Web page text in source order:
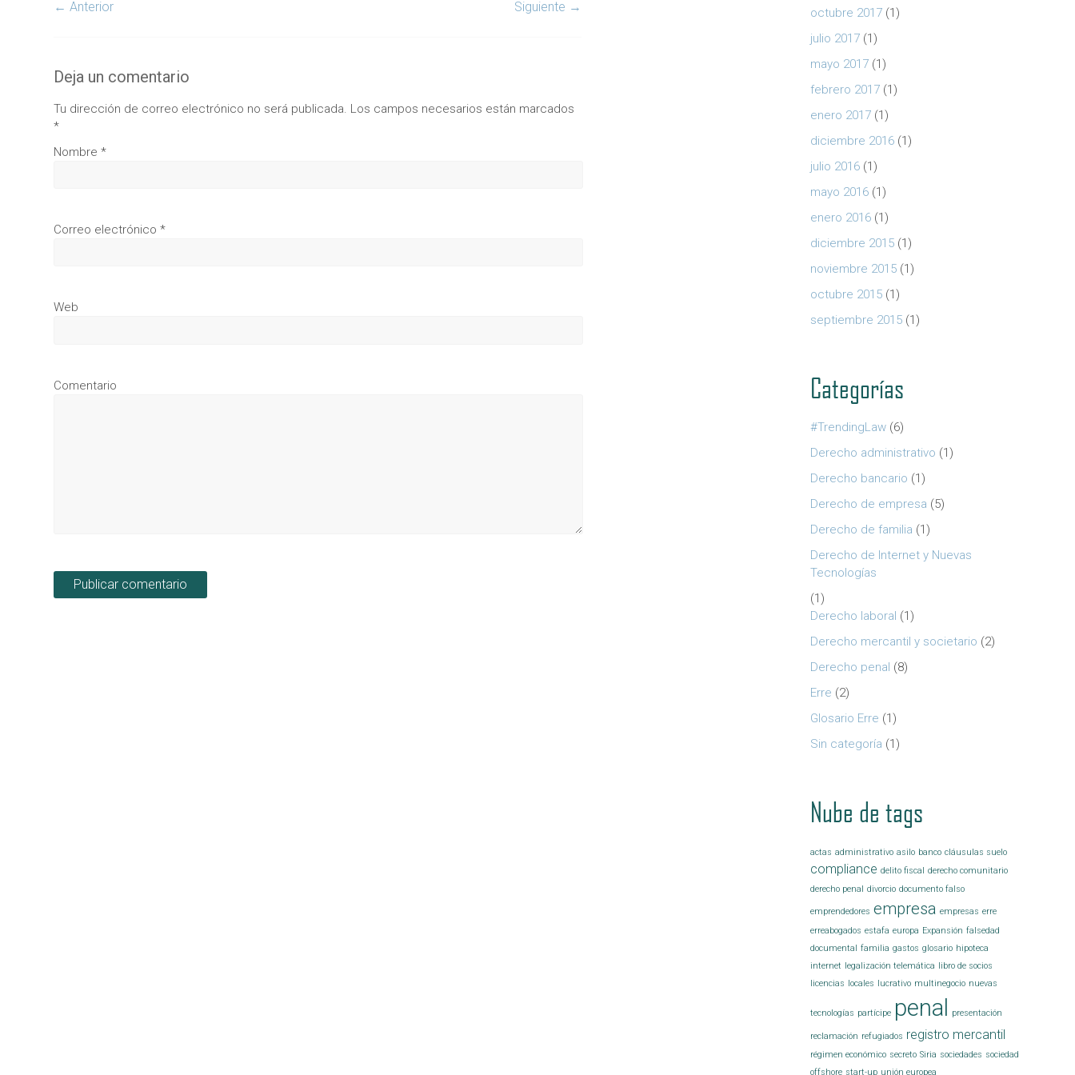
← Anterior Siguiente →
Deja un comentario
Tu dirección de correo electrónico no será publicada. Los campos necesarios están marcados
*
Nombre*
Correo electrónico*
Web
Comentario
octubre 2017(1)
julio 2017(1)
mayo 2017(1)
febrero 2017(1)
enero 2017(1)
diciembre 2016(1)
julio 2016(1)
mayo 2016(1)
enero 2016(1)
diciembre 2015(1)
noviembre 2015(1)
octubre 2015(1)
septiembre 2015(1)
Categorías
#TrendingLaw(6)
Derecho administrativo (1)
Derecho bancario (1)
Derecho de empresa (5)
Derecho de familia (1)
Derecho de Internet y Nuevas
Tecnologías
(1)
Derecho laboral (1)
Derecho mercantil y societario (2)
Derecho penal (8)
Erre (2)
Glosario Erre (1)
Sin categoría (1)
Nube de tags
actas administrativo asilo banco cláusulas suelo
compliance delito fiscal derecho comunitario
derecho penal divorcio documento falso
emprendedores empresa empresas erre
erreabogados estafa europa Expansión falsedad
documental familia gastos glosario hipoteca
internet legalización telemática libro de socios
licencias locales lucrativo multinegocio nuevas
tecnologías partícipe penal presentación
reclamación refugiados registro mercantil
régimen económico secreto Siria sociedades sociedad
offshore start-up unión europea